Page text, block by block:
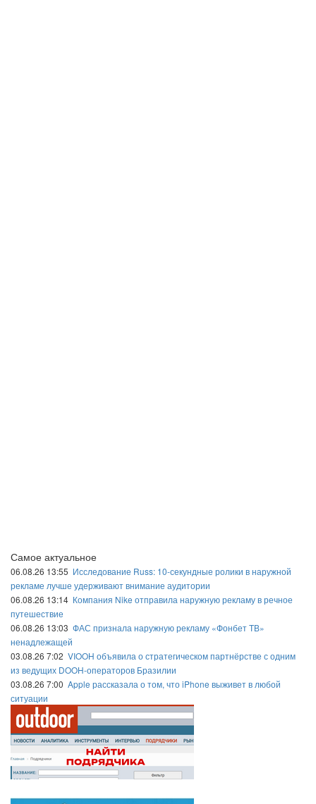
Самое актуальное
06.08.26 13:55 Исследование Russ: 10-секундные ролики в наружной
рекламе лучше удерживают внимание аудитории
06.08.26 13:14 Компания Nike отправила наружную рекламу в речное
путешествие
06.08.26 13:03 ФАС признала наружную рекламу «Фонбет ТВ»
ненадлежащей
03.08.26 7:02 VIOOH объявила о стратегическом партнёрстве с одним
из ведущих DOOH-операторов Бразилии
03.08.26 7:00 Apple рассказала о том, что iPhone выживет в любой
ситуации